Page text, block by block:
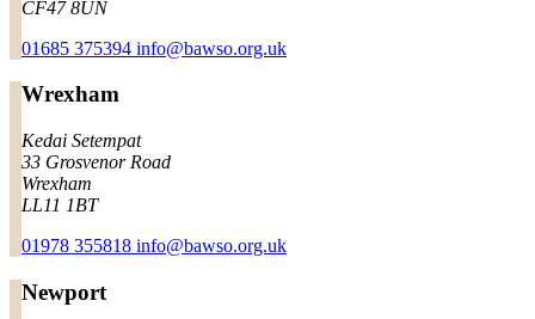
CF47 8UN
01685 375394 info@bawso.org.uk
Wrexham
Kedai Setempat
33 Grosvenor Road
Wrexham
LL11 1BT
01978 355818 info@bawso.org.uk
Newport